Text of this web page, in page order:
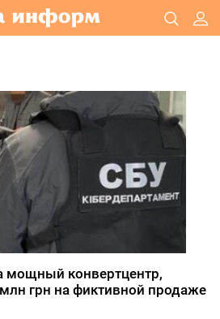
мощный конвертцентр,
грн на фиктивной продаже